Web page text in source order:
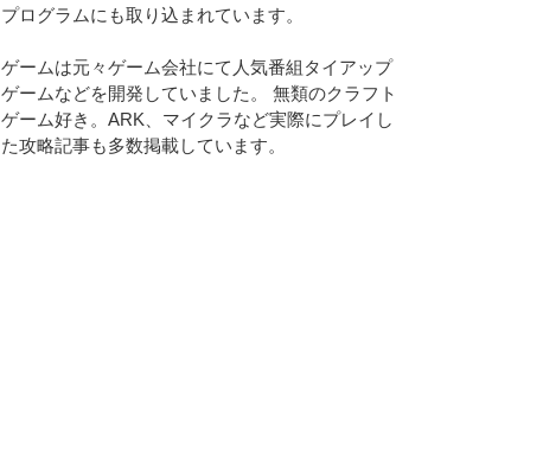
プログラムにも取り込まれています。
ゲームは元々ゲーム会社にて人気番組タイアップ
ゲームなどを開発していました。 無類のクラフト
ゲーム好き。ARK、マイクラなど実際にプレイし
た攻略記事も多数掲載しています。